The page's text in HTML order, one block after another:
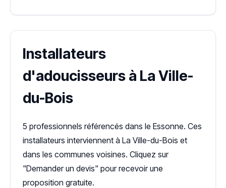
Installateurs
d'adoucisseurs à La Ville-
du-Bois
5 professionnels référencés dans le Essonne. Ces
installateurs interviennent à La Ville-du-Bois et
dans les communes voisines. Cliquez sur
"Demander un devis" pour recevoir une
proposition gratuite.